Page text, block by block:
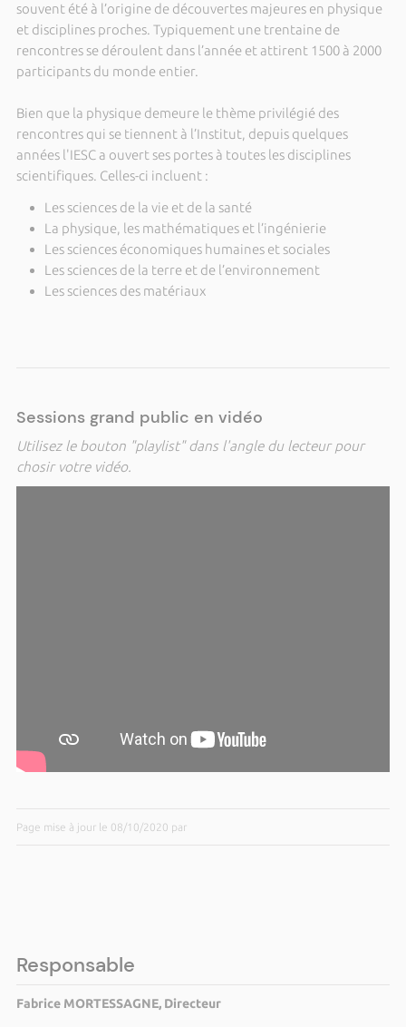
souvent été à l’origine de découvertes majeures en physique
et disciplines proches. Typiquement une trentaine de
rencontres se déroulent dans l’année et attirent 1500 à 2000
participants du monde entier.
Bien que la physique demeure le thème privilégié des
rencontres qui se tiennent à l’Institut, depuis quelques
années l'IESC a ouvert ses portes à toutes les disciplines
scientifiques. Celles-ci incluent :
Les sciences de la vie et de la santé
La physique, les mathématiques et l’ingénierie
Les sciences économiques humaines et sociales
Les sciences de la terre et de l’environnement
Les sciences des matériaux
Sessions grand public en vidéo
Utilisez le bouton "playlist" dans l'angle du lecteur pour
chosir votre vidéo.
Page mise à jour le 08/10/2020 par
Responsable
Fabrice MORTESSAGNE, Directeur